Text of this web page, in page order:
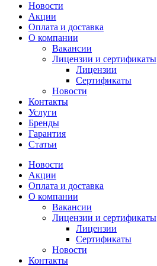
Новости
Акции
Оплата и доставка
О компании
Вакансии
Лицензии и сертификаты
Лицензии
Сертификаты
Новости
Контакты
Услуги
Бренды
Гарантия
Статьи
Новости
Акции
Оплата и доставка
О компании
Вакансии
Лицензии и сертификаты
Лицензии
Сертификаты
Новости
Контакты